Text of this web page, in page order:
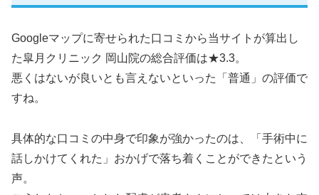
Googleマップに寄せられた口コミから当サイトが算出し
た皐月クリニック 岡山院の総合評価は★3.3。
悪くはないが良いとも言えないといった「普通」の評価で
すね。
具体的な口コミの中身で印象が強かったのは、「手術中に
話しかけてくれた」おかげで落ち着くことができたという
声。